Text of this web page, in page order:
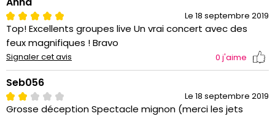
Le 18 septembre 2019
Top! Excellents groupes live Un vrai concert avec des
feux magnifiques ! Bravo
Signaler cet avis 0 j'aime
Seb056
Le 18 septembre 2019
Grosse déception Spectacle mignon (merci les jets